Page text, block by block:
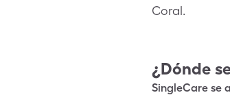
Coral.
¿Dónde
SingleCare se